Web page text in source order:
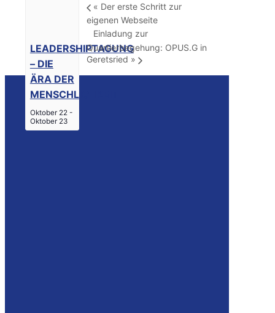
LEADERSHIPTAGUNG
– DIE
ÄRA DER
MENSCHLICHKEIT
Oktober 22-
Oktober 23
« Der erste Schritt zur
eigenen Webseite
Einladung zur
Quartierbegehung: OPUS.G in
Geretsried »